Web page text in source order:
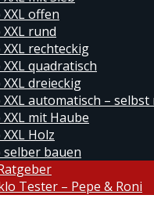
offen
rund
rechteckig
quadratisch
dreieckig
automatisch –
mit Haube
Holz
selber bauen
Tester – Pepe & Roni